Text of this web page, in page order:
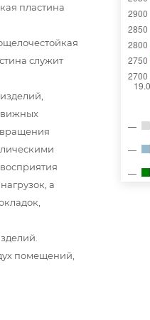
пластина
служит
а
помещений,